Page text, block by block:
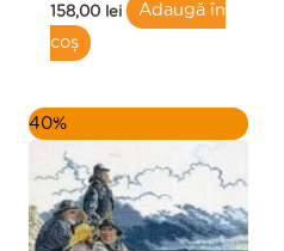
158,00 lei
Adaugă în
coș
40%
fost:
266,00 lei.
curent
159,60 lei.